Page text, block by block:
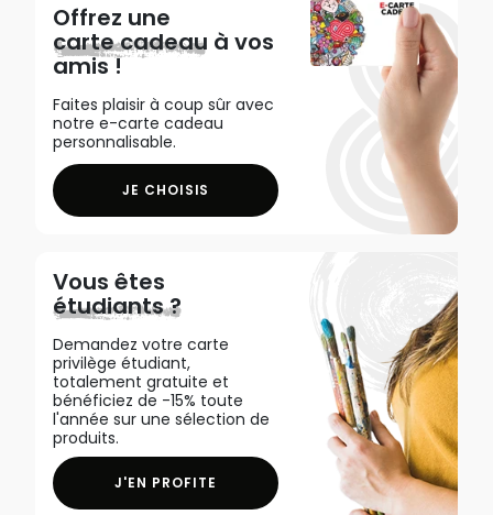
Offrez une
carte cadeau à vos
amis !
Faites plaisir à coup sûr avec
notre e-carte cadeau
personnalisable.
JE CHOISIS
Vous êtes
étudiants ?
Demandez votre carte
privilège étudiant,
totalement gratuite et
bénéficiez de -15% toute
l'année sur une sélection de
produits.
J'EN PROFITE